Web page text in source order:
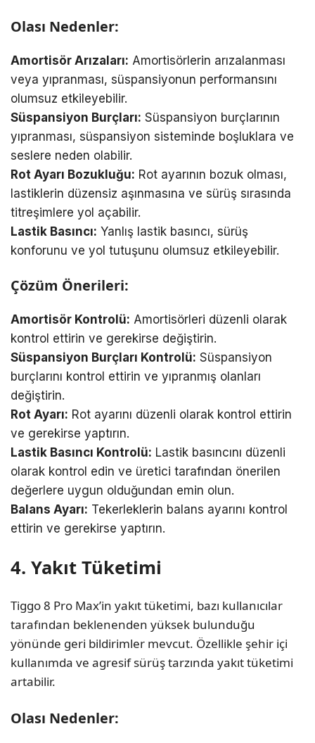
Olası Nedenler:
Amortisör Arızaları: Amortisörlerin arızalanması
veya yıpranması, süspansiyonun performansını
olumsuz etkileyebilir.
Süspansiyon Burçları: Süspansiyon burçlarının
yıpranması, süspansiyon sisteminde boşluklara ve
seslere neden olabilir.
Rot Ayarı Bozukluğu: Rot ayarının bozuk olması,
lastiklerin düzensiz aşınmasına ve sürüş sırasında
titreşimlere yol açabilir.
Lastik Basıncı: Yanlış lastik basıncı, sürüş
konforunu ve yol tutuşunu olumsuz etkileyebilir.
Çözüm Önerileri:
Amortisör Kontrolü: Amortisörleri düzenli olarak
kontrol ettirin ve gerekirse değiştirin.
Süspansiyon Burçları Kontrolü: Süspansiyon
burçlarını kontrol ettirin ve yıpranmış olanları
değiştirin.
Rot Ayarı: Rot ayarını düzenli olarak kontrol ettirin
ve gerekirse yaptırın.
Lastik Basıncı Kontrolü: Lastik basıncını düzenli
olarak kontrol edin ve üretici tarafından önerilen
değerlere uygun olduğundan emin olun.
Balans Ayarı: Tekerleklerin balans ayarını kontrol
ettirin ve gerekirse yaptırın.
4. Yakıt Tüketimi
Tiggo 8 Pro Max’in yakıt tüketimi, bazı kullanıcılar
tarafından beklenenden yüksek bulunduğu
yönünde geri bildirimler mevcut. Özellikle şehir içi
kullanımda ve agresif sürüş tarzında yakıt tüketimi
artabilir.
Olası Nedenler: